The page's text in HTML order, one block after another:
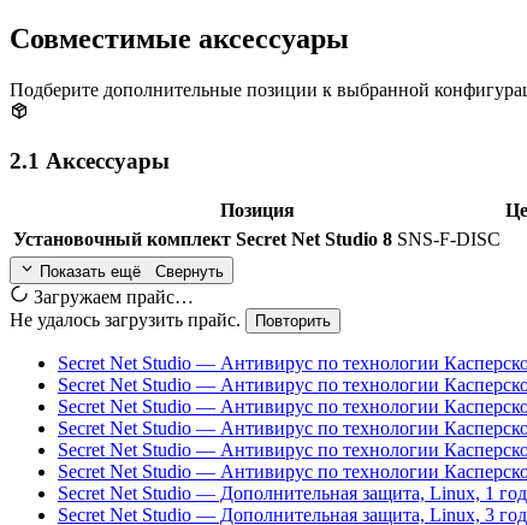
Совместимые аксессуары
Подберите дополнительные позиции к выбранной
2.1 Аксессуары
Позиция
Установочный комплект Secret Net Studio 8 SNS-F-DISC
Показать ещё
Свернуть
Загружаем прайс…
Не удалось загрузить прайс.
Повторить
Secret Net Studio — Антивирус по технологии
Secret Net Studio — Антивирус по технологии
Secret Net Studio — Антивирус по технологии
Secret Net Studio — Антивирус по технологии
Secret Net Studio — Антивирус по технологии
Secret Net Studio — Антивирус по технологии
Secret Net Studio — Дополнительная защита, Linux, 1 год
Secret Net Studio — Дополнительная защита, Linux, 3